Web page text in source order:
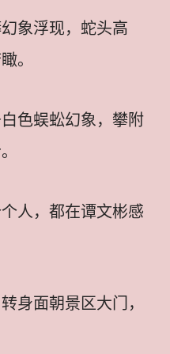
象浮现，蛇头高
。
色蜈蚣幻象，攀附
人，都在谭文彬感
身面朝景区大门，